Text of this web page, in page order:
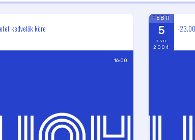
kedvelők köre
16:00
FEBR
5
csü
2004
-